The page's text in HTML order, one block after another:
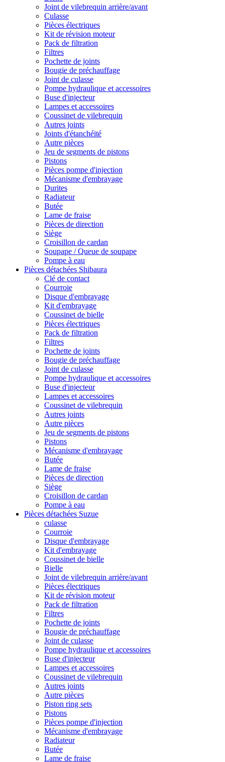
Joint de vilebrequin arrière/avant
Culasse
Pièces électriques
Kit de révision moteur
Pack de filtration
Filtres
Pochette de joints
Bougie de préchauffage
Joint de culasse
Pompe hydraulique et accessoires
Buse d'injecteur
Lampes et accessoires
Coussinet de vilebrequin
Autres joints
Joints d'étanchéité
Autre pièces
Jeu de segments de pistons
Pistons
Pièces pompe d'injection
Mécanisme d'embrayage
Durites
Radiateur
Butée
Lame de fraise
Pièces de direction
Siège
Croisillon de cardan
Soupape / Queue de soupape
Pompe à eau
Pièces détachées Shibaura
Clé de contact
Courroie
Disque d'embrayage
Kit d'embrayage
Coussinet de bielle
Pièces électriques
Pack de filtration
Filtres
Pochette de joints
Bougie de préchauffage
Joint de culasse
Pompe hydraulique et accessoires
Buse d'injecteur
Lampes et accessoires
Coussinet de vilebrequin
Autres joints
Autre pièces
Jeu de segments de pistons
Pistons
Mécanisme d'embrayage
Butée
Lame de fraise
Pièces de direction
Siège
Croisillon de cardan
Pompe à eau
Pièces détachées Suzue
culasse
Courroie
Disque d'embrayage
Kit d'embrayage
Coussinet de bielle
Bielle
Joint de vilebrequin arrière/avant
Pièces électriques
Kit de révision moteur
Pack de filtration
Filtres
Pochette de joints
Bougie de préchauffage
Joint de culasse
Pompe hydraulique et accessoires
Buse d'injecteur
Lampes et accessoires
Coussinet de vilebrequin
Autres joints
Autre pièces
Piston ring sets
Pistons
Pièces pompe d'injection
Mécanisme d'embrayage
Radiateur
Butée
Lame de fraise